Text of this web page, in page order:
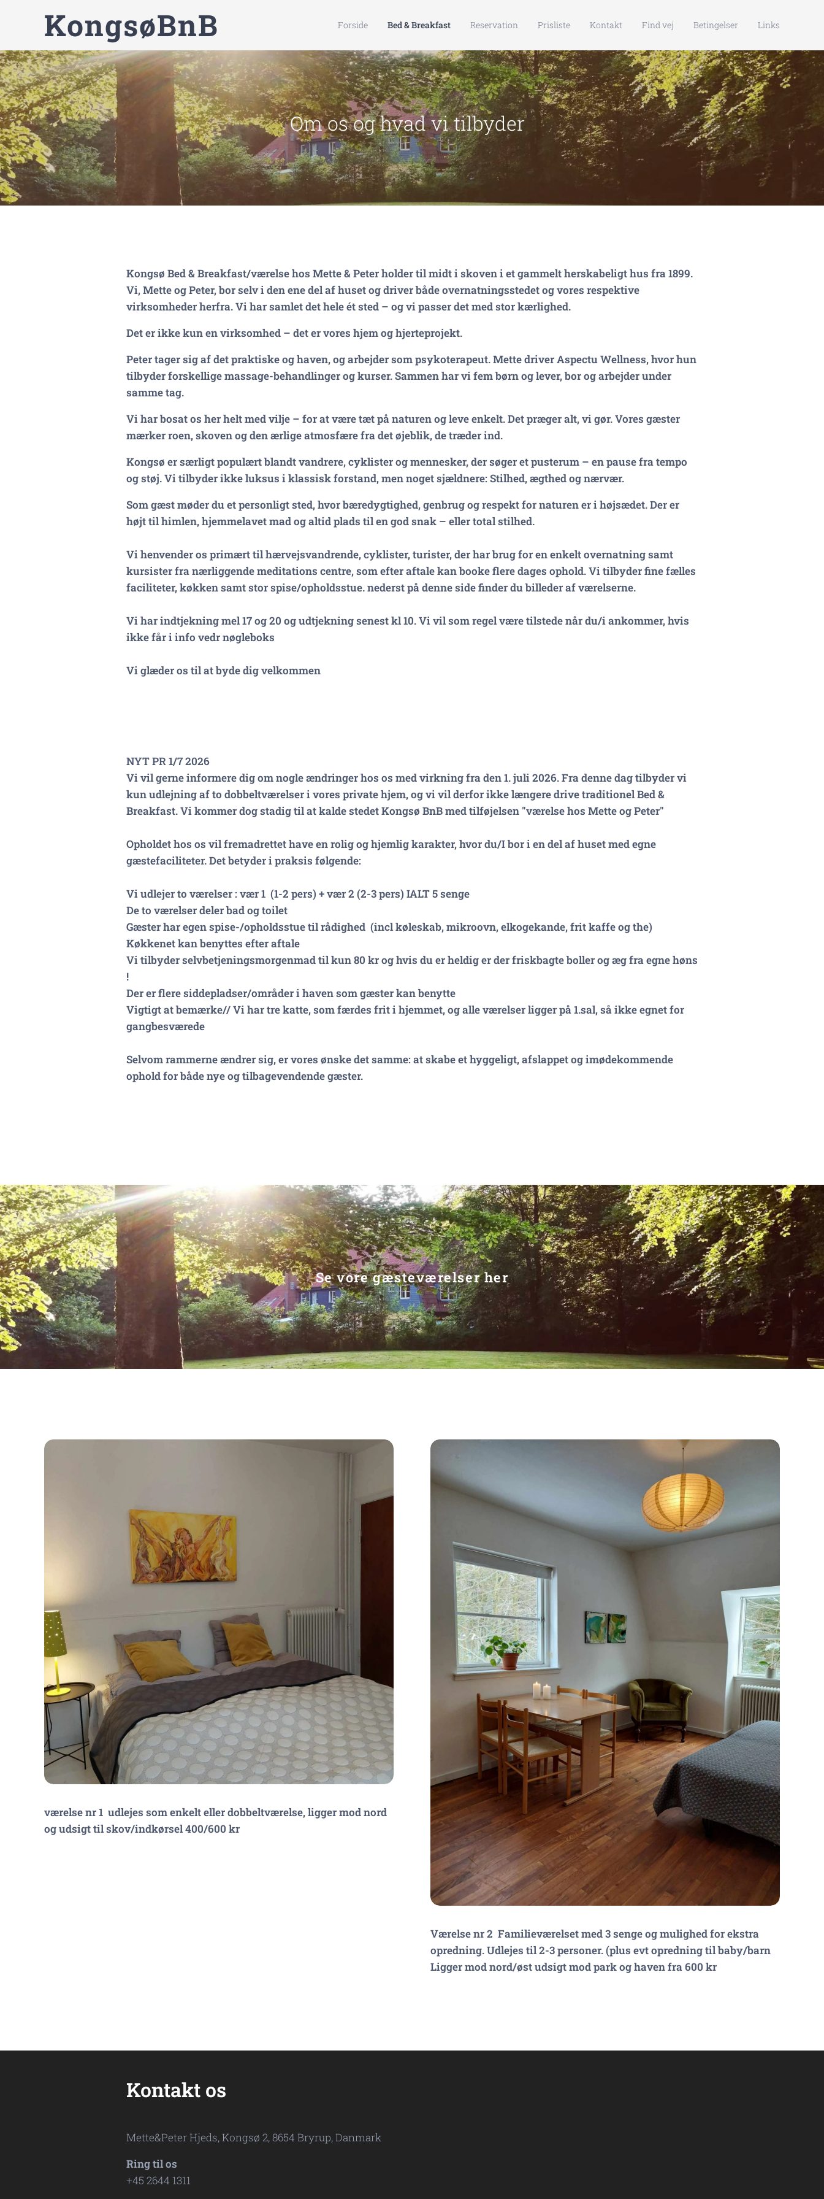
KongsøBnB Forside Bed & Breakfast Reservation Prisliste Kontakt Find vej Betingelser Links
Om os og hvad vi tilbyder
Kongsø Bed & Breakfast/værelse hos Mette & Peter holder tilmidt i skoven i et gammelt herskabeligt hus fra 1899.
Vi, Mette og Peter, bor selv i den ene del af huset og driver både overnatningsstedet og vores respektive
virksomheder herfra. Vi har samlet det hele ét sted – og vi passer det med stor kærlighed.
Det er ikke kun en virksomhed – det er vores hjem og hjerteprojekt.
Peter tager sig af det praktiske og haven, og arbejder som psykoterapeut. Mette driver Aspectu Wellness, hvor hun
tilbyder forskellige massage-behandlinger og kurser. Sammen har vi fem børn og lever, bor og arbejder under
samme tag.
Vi har bosat os her helt med vilje – for at være tæt på naturen og leve enkelt. Det præger alt, vi gør. Vores gæster
mærker roen, skoven og den ærlige atmosfære fra det øjeblik, de træder ind.
Kongsø er særligt populært blandt vandrere, cyklister og mennesker, der søger et pusterum – en pause fra tempo
og støj. Vi tilbyder ikke luksus i klassisk forstand, men noget sjældnere: Stilhed, ægthed og nærvær.
Som gæst møder du et personligt sted, hvor bæredygtighed, genbrug og respekt for naturen er i højsædet. Der er
højt til himlen, hjemmelavet mad og altid plads til en god snak – eller total stilhed.
Vi henvender os primært til hærvejsvandrende, cyklister, turister, der har brug for en enkelt overnatning samt
kursister fra nærliggende meditations centre, som efter aftale kan booke flere dages ophold. Vi tilbyder fine fælles
faciliteter, køkken samt stor spise/opholdsstue. nederst på denne side finder du billeder af værelserne.
Vi har indtjekning mel 17 og 20 og udtjekning senest kl 10. Vi vil som regel være tilstede når du/i ankommer, hvis
ikke får i info vedr nøgleboks
Vi glæder os til at byde dig velkommen
NYT PR 1/7 2026
Vi vil gerne informere dig om nogle ændringer hos os med virkning fra den 1. juli 2026. Fra denne dag tilbyder vi
kun udlejning af to dobbeltværelser i vores private hjem, og vi vil derfor ikke længere drive traditionel Bed &
Breakfast. Vi kommer dog stadig til at kalde stedet Kongsø BnB med tilføjelsen "værelse hos Mette og Peter"
Opholdet hos os vil fremadrettet have en rolig og hjemlig karakter, hvor du/I bor i en del af huset med egne
gæstefaciliteter. Det betyder i praksis følgende:
Vi udlejer to værelser : vær 1 (1-2 pers) + vær 2 (2-3 pers) IALT 5 senge
De to værelser deler bad og toilet
Gæster har egen spise-/opholdsstue til rådighed (incl køleskab, mikroovn, elkogekande, frit kaffe og the)
Køkkenet kan benyttes efter aftale
Vi tilbyder selvbetjeningsmorgenmad til kun 80 kr og hvis du er heldig er der friskbagte boller og æg fra egne høns
!
Der er flere siddepladser/områder i haven som gæster kan benytte
Vigtigt at bemærke// Vi har tre katte, som færdes frit i hjemmet, og alle værelser ligger på 1.sal, så ikke egnet for
gangbesværede
Selvom rammerne ændrer sig, er vores ønske det samme: at skabe et hyggeligt, afslappet og imødekommende
ophold for både nye og tilbagevendende gæster.
Se vore gæsteværelser her
værelse nr 1 udlejes som enkelt eller dobbeltværelse, ligger mod nord
og udsigt til skov/indkørsel 400/600 kr
Værelse nr 2 Familieværelset med 3 senge og mulighed for ekstra
opredning. Udlejes til 2-3 personer. (plus evt opredning til baby/barn
Ligger mod nord/øst udsigt mod park og haven fra 600 kr
Kontakt os
Mette&Peter Hjeds, Kongsø 2, 8654 Bryrup, Danmark
Ring til os
+45 2644 1311